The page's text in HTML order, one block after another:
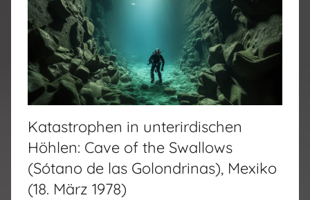
Katastrophen in unterirdischen
Höhlen: Cave of the Swallows
(Sótano de las Golondrinas), Mexiko
(18. März 1978)